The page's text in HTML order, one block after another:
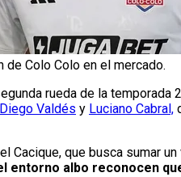
Colo Colo en el mercado.
rueda de la
Valdés y Luciano Cabral,
Cacique, que busca sumar
entorno albo reconocen